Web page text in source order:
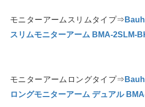
モニターアームスリムタイプ⇒
スリムモニターアーム BMA-2SLM-
モニターアームロングタイプ⇒
ロングモニターアーム デュアル